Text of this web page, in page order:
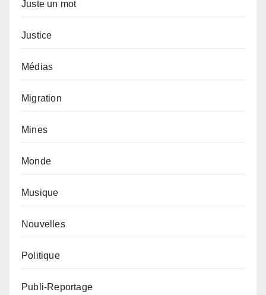
Juste un mot
Justice
Médias
Migration
Mines
Monde
Musique
Nouvelles
Politique
Publi-Reportage